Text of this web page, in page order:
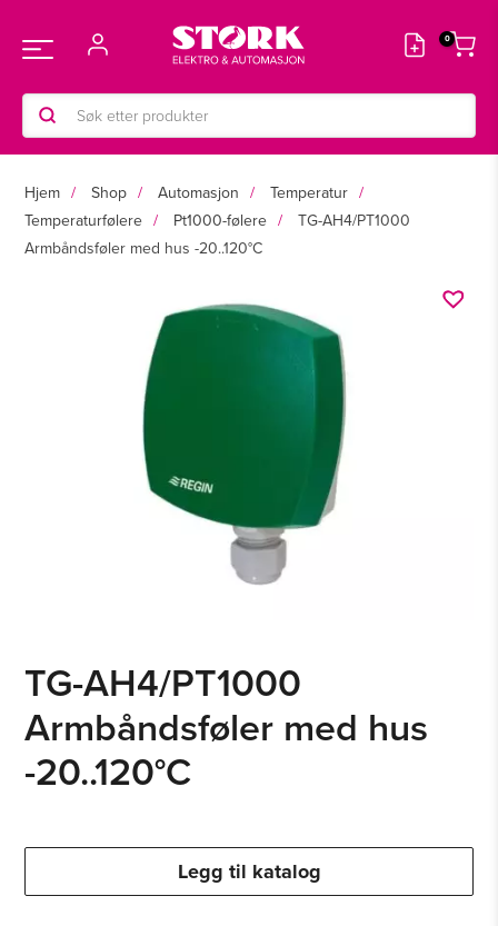
rett
innholdet
Main
Menu
Products
search
Hjem Shop Automasjon
Temperatur
Temperaturfølere
Pt1000-følere
TG-AH4/PT1000
Armbåndsføler med hus -20..120°C
TG-AH4/PT1000
Armbåndsføler med hus
-20..120°C
Legg til katalog